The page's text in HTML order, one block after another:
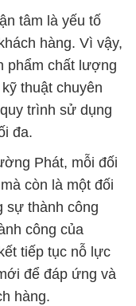
tâm là yếu tố
hàng. Vì vậy,
phẩm chất lượng
thuật chuyên
trình sử dụng
đa.
Phát, mỗi đối
còn là một đối
sự thành công
công của
tiếp tục nỗ lực
để đáp ứng và
hàng.